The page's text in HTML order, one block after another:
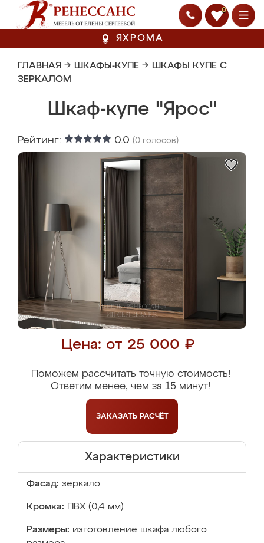
0
ЯХРОМА
ГЛАВНАЯ → ШКАФЫ-КУПЕ → ШКАФЫ КУПЕ С
ЗЕРКАЛОМ
Шкаф-купе "Ярос"
Рейтинг: 0.0 (0 голосов)
Цена: от 25 000 ₽
Поможем рассчитать точную стоимость!
Ответим менее, чем за 15 минут!
ЗАКАЗАТЬ РАСЧЁТ
Характеристики
Фасад: зеркало
Кромка: ПВХ (0,4 мм)
Размеры: изготовление шкафа любого